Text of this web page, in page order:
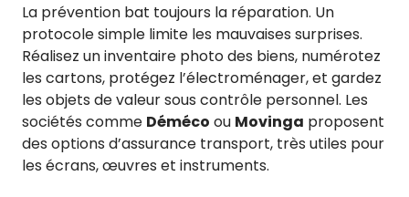
La prévention bat toujours la réparation. Un
protocole simple limite les mauvaises surprises.
Réalisez un inventaire photo des biens, numérotez
les cartons, protégez l’électroménager, et gardez
les objets de valeur sous contrôle personnel. Les
sociétés comme Déméco ou Movinga proposent
des options d’assurance transport, très utiles pour
les écrans, œuvres et instruments.